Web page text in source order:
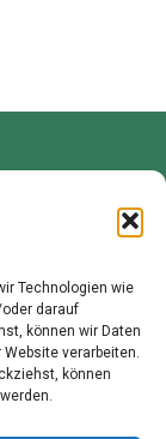
Technologien wie
darauf
können wir Daten
verarbeiten.
können